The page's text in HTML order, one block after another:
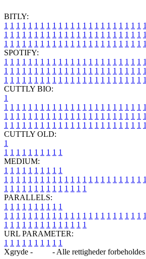
BITLY:
1 1 1 1 1 1 1 1 1 1 1 1 1 1 1 1 1 1 1 1 1 1 1 1
1 1 1 1 1 1 1 1 1 1 1 1 1 1 1 1 1 1 1 1 1 1 1 1
1 1 1 1 1 1 1 1 1 1 1 1 1 1 1 1 1 1 1 1 1 1 1 1
SPOTIFY:
1 1 1 1 1 1 1 1 1 1 1 1 1 1 1 1 1 1 1 1 1 1 1 1
1 1 1 1 1 1 1 1 1 1 1 1 1 1 1 1 1 1 1 1 1 1 1 1
1 1 1 1 1 1 1 1 1 1 1 1 1 1 1 1 1 1 1 1 1 1 1 1
CUTTLY BIO:
1
1 1 1 1 1 1 1 1 1 1 1 1 1 1 1 1 1 1 1 1 1 1 1 1
1 1 1 1 1 1 1 1 1 1 1 1 1 1 1 1 1 1 1 1 1 1 1 1
1 1 1 1 1 1 1 1 1 1 1 1 1 1 1 1 1 1 1 1 1 1 1 1
CUTTLY OLD:
1
1 1 1 1 1 1 1 1 1 1
MEDIUM:
1 1 1 1 1 1 1 1 1 1
1 1 1 1 1 1 1 1 1 1 1 1 1 1 1 1 1 1 1 1 1 1 1 1
1 1 1 1 1 1 1 1 1 1 1 1 1 1
PARALLELS:
1 1 1 1 1 1 1 1 1 1
1 1 1 1 1 1 1 1 1 1 1 1 1 1 1 1 1 1 1 1 1 1 1 1
1 1 1 1 1 1 1 1 1 1 1 1 1 1
URL PARAMETER:
1 1 1 1 1 1 1 1 1 1
Xgryde -
- Alle rettigheder forbeholdes